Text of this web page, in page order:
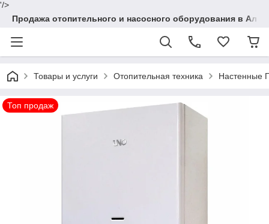
'/>
Продажа отопительного и насосного оборудования в
Товары и услуги Отопительная техника Настенные
Топ продаж